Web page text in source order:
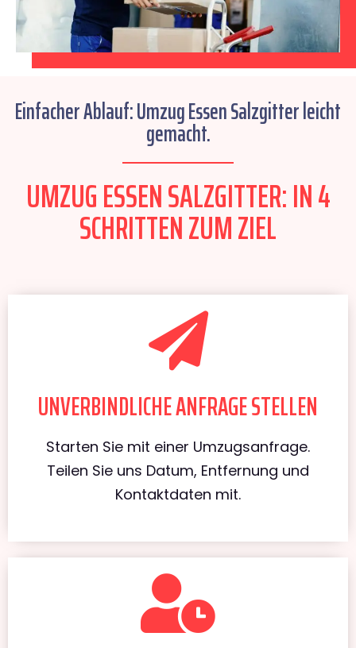
Einfacher Ablauf: Umzug Essen Salzgitter leicht
gemacht.
UMZUG ESSEN SALZGITTER: IN 4
SCHRITTEN ZUM ZIEL
UNVERBINDLICHE ANFRAGE STELLEN
Starten Sie mit einer Umzugsanfrage.
Teilen Sie uns Datum, Entfernung und
Kontaktdaten mit.